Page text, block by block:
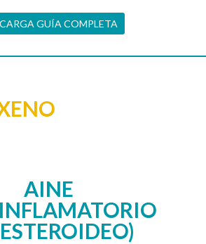
GUÍA COMPLETA
AINE